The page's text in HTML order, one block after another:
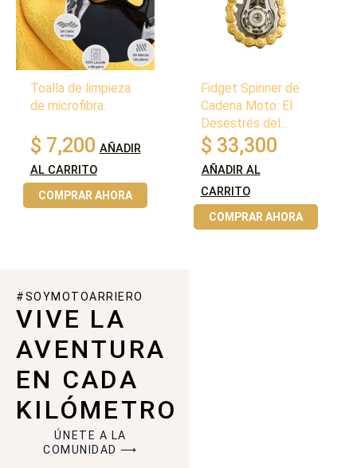
Toalla de limpieza
de microfibra.
$ 7,200 AÑADIR
AL CARRITO
COMPRAR AHORA
Fidget Spinner de
Cadena Moto: El
Desestrés del
Motociclista
$ 33,300
AÑADIR AL
CARRITO
COMPRAR AHORA
#SOYMOTOARRIERO
VIVE LA
AVENTURA
EN CADA
KILÓMETRO
ÚNETE A LA
COMUNIDAD ⟶